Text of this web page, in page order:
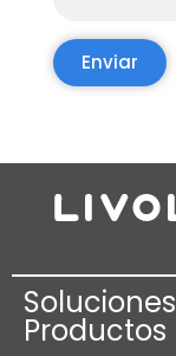
Enviar
Productos